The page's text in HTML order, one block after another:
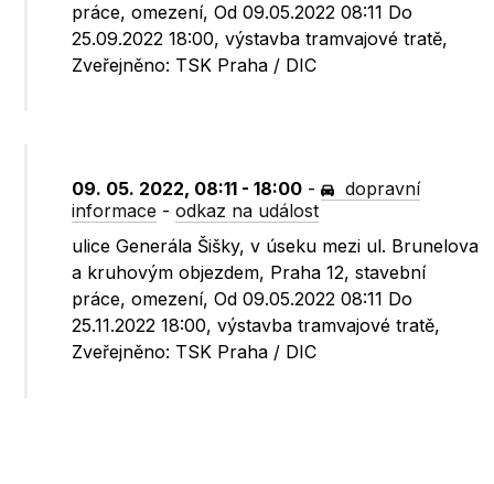
práce, omezení, Od 09.05.2022 08:11 Do
25.09.2022 18:00, výstavba tramvajové tratě,
Zveřejněno: TSK Praha / DIC
09. 05. 2022, 08:11 - 18:00 -
dopravní
informace -odkaz na událost
ulice Generála Šišky, v úseku mezi ul. Brunelova
a kruhovým objezdem, Praha 12, stavební
práce, omezení, Od 09.05.2022 08:11 Do
25.11.2022 18:00, výstavba tramvajové tratě,
Zveřejněno: TSK Praha / DIC